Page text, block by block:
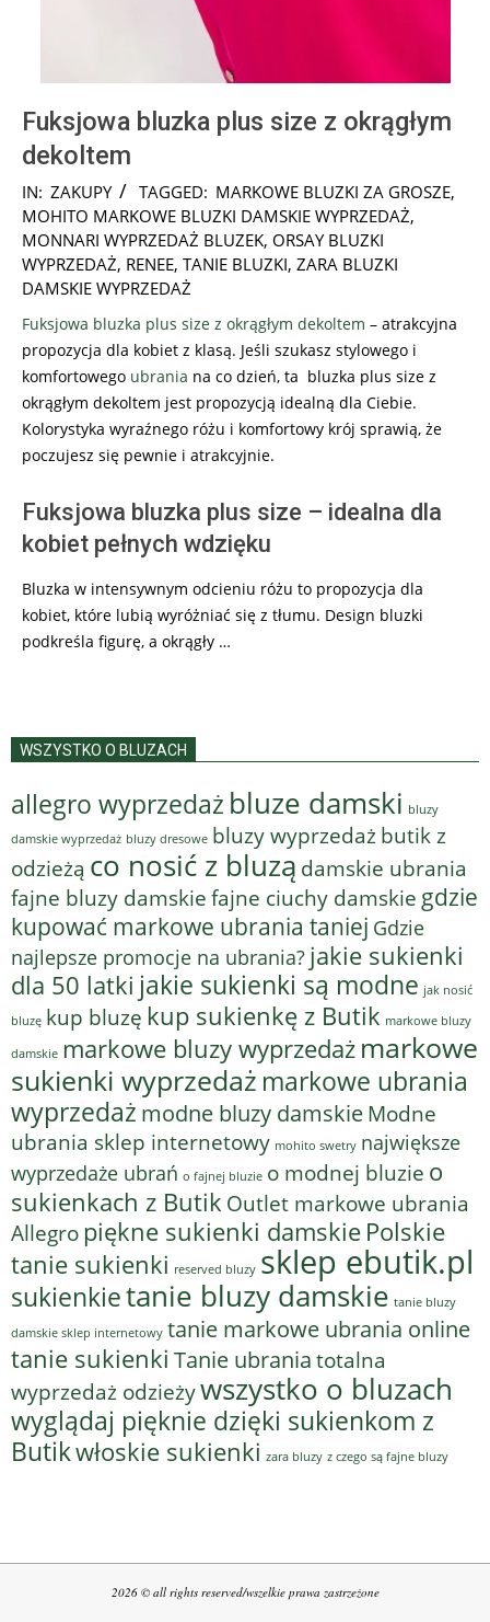
Fuksjowa bluzka plus size z okrągłym
dekoltem
2025-
10-
20
IN: ZAKUPY TAGGED: MARKOWE BLUZKI ZA GROSZE,
MOHITO MARKOWE BLUZKI DAMSKIE WYPRZEDAŻ,
MONNARI WYPRZEDAŻ BLUZEK, ORSAY BLUZKI
WYPRZEDAŻ, RENEE, TANIE BLUZKI, ZARA BLUZKI
DAMSKIE WYPRZEDAŻ
Fuksjowa bluzka plus size z okrągłym dekoltem – atrakcyjna
propozycja dla kobiet z klasą. Jeśli szukasz stylowego i
komfortowego ubrania na co dzień, ta bluzka plus size z
okrągłym dekoltem jest propozycją idealną dla Ciebie.
Kolorystyka wyraźnego różu i komfortowy krój sprawią, że
poczujesz się pewnie i atrakcyjnie.
Fuksjowa bluzka plus size – idealna dla
kobiet pełnych wdzięku
Bluzka w intensywnym odcieniu różu to propozycja dla
kobiet, które lubią wyróżniać się z tłumu. Design bluzki
podkreśla figurę, a okrągły …
WSZYSTKO O BLUZACH
allegro wyprzedaż bluze damski bluzy
damskie wyprzedaż bluzy dresowe bluzy wyprzedaż butik z
odzieżą co nosić z bluzą damskie ubrania
fajne bluzy damskiefajne ciuchy damskie gdzie
kupować markowe ubrania taniej Gdzie
najlepsze promocje na ubrania? jakie sukienki
dla 50 latki jakie sukienki są modne jak nosić
bluzę kup bluzę kup sukienkę z Butik markowe bluzy
damskie markowe bluzy wyprzedaż markowe
sukienki wyprzedaż markowe ubrania
wyprzedaż modne bluzy damskie Modne
ubrania sklep internetowy mohito swetry największe
wyprzedaże ubrań o fajnej bluzie o modnej bluzie o
sukienkach z Butik Outlet markowe ubrania
Allegropiękne sukienki damskie Polskie
tanie sukienki reserved bluzy sklep ebutik.pl
sukienkietanie bluzy damskie tanie bluzy
damskie sklep internetowy tanie markowe ubrania online
tanie sukienki Tanie ubrania totalna
wyprzedaż odzieżywszystko o bluzach
wyglądaj pięknie dzięki sukienkom z
Butikwłoskie sukienki zara bluzy z czego są fajne bluzy
2026 © all rights reserved/wszelkie prawa zastrzeżone